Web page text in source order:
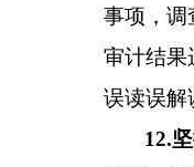
事项，调
审计结果
误读误解
12.